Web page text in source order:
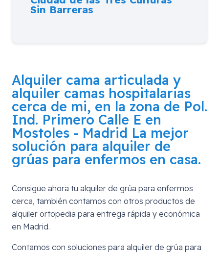
Sin Barreras
Alquiler cama articulada y
alquiler camas hospitalarias
cerca de mi, en la zona de Pol.
Ind. Primero Calle E en
Mostoles - Madrid La mejor
solución para alquiler de
grúas para enfermos en casa.
Consigue ahora tu alquiler de grúa para enfermos
cerca, también contamos con otros productos de
alquiler ortopedia para entrega rápida y económica
en Madrid.
Contamos con soluciones para alquiler de grúa para